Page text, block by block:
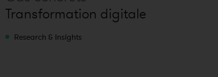
Transformation digitale
Research & Insights